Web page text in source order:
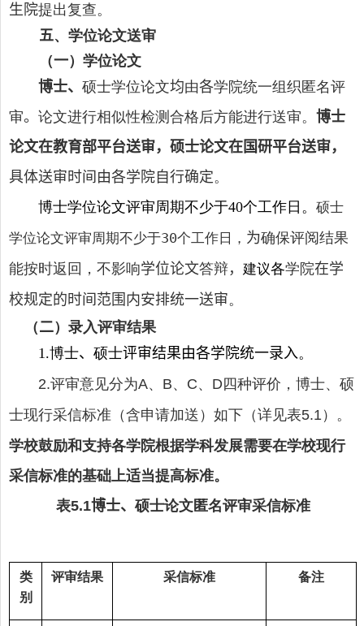
生院提出复查。
五、学位论文送审
（一）学位论文
博士、硕士学位论文均由各学院统一组织匿名评
审。 论文进行相似性检测合格后方能进行送审。 博士
论文在教育部平台送审，硕士论文在国研平台送审，
具体送审时间由各学院自行确定。
博士学位论文评审周期不少于40个工作日。硕士
学位论文评审周期不少于30个工作日 ， 为确保评阅结果
能按时返回，不影响学位论文答辩， 建议各学院在学
校规定的时间范围内安排统一送审。
（二）录入评审结果
1.博士、硕士评审结果由各学院统一录入。
2.评审意见分为A、 B、 C、 D四种评价，博士、硕
士现行采信标准（含申请加送）如下（详见表5.1）。
学校鼓励和支持各学院根据学科发展需要在学校现行
采信标准的基础上适当提高标准。
表5.1博士、硕士论文匿名评审采信标准
类
别
评审结果 采信标准 备注